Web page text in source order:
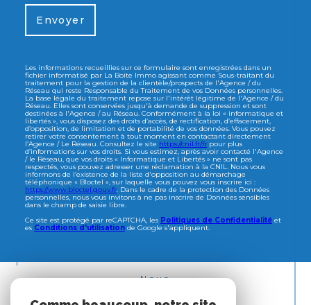
Envoyer
Les informations recueillies sur ce formulaire sont enregistrées dans un
fichier informatisé par La Boite Immo agissant comme Sous-traitant du
traitement pour la gestion de la clientèle/prospects de l'Agence / du
Réseau qui reste Responsable du Traitement de vos Données personnelles.
La base légale du traitement repose sur l'intérêt légitime de l'Agence / du
Réseau. Elles sont conservées jusqu'à demande de suppression et sont
destinées à l'Agence / au Réseau. Conformément à la loi « informatique et
libertés », vous disposez des droits d’accès, de rectification, d’effacement,
d’opposition, de limitation et de portabilité de vos données. Vous pouvez
retirer votre consentement à tout moment en contactant directement
l’Agence / Le Réseau. Consultez le site https://cnil.fr/fr pour plus
d’informations sur vos droits. Si vous estimez, après avoir contacté l'Agence
/ le Réseau, que vos droits « Informatique et Libertés » ne sont pas
respectés, vous pouvez adresser une réclamation à la CNIL. Nous vous
informons de l’existence de la liste d'opposition au démarchage
téléphonique « Bloctel », sur laquelle vous pouvez vous inscrire ici :
https://www.bloctel.gouv.fr. Dans le cadre de la protection des Données
personnelles, nous vous invitons à ne pas inscrire de Données sensibles
dans le champ de saisie libre.
Ce site est protégé par reCAPTCHA, les Politiques de Confidentialité et
es Conditions d'utilisation de Google s'appliquent.
Nous